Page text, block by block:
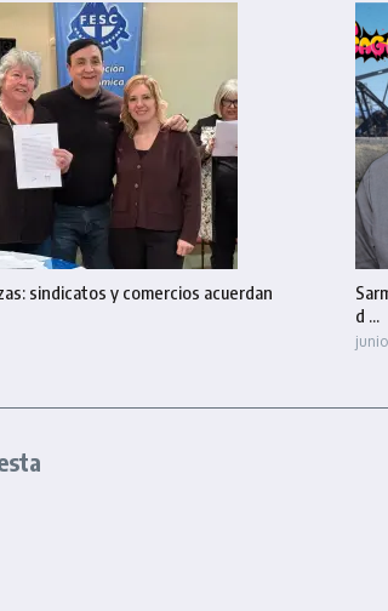
sindicatos y comercios acuerdan
d ...